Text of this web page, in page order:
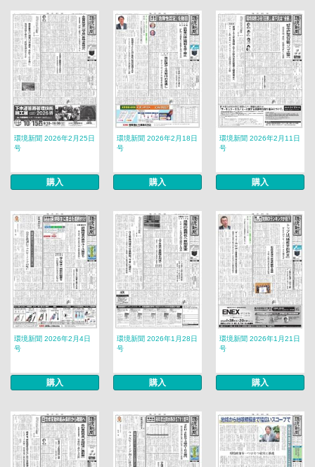
環境新聞 2026年2月25日
号
購入
環境新聞 2026年2月18日
号
購入
環境新聞 2026年2月11日
号
購入
環境新聞 2026年2月4日
号
購入
環境新聞 2026年1月28日
号
購入
環境新聞 2026年1月21日
号
購入